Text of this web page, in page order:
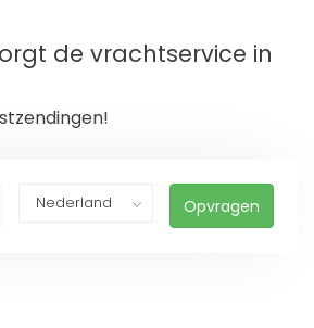
de vrachtservice in
Opvragen